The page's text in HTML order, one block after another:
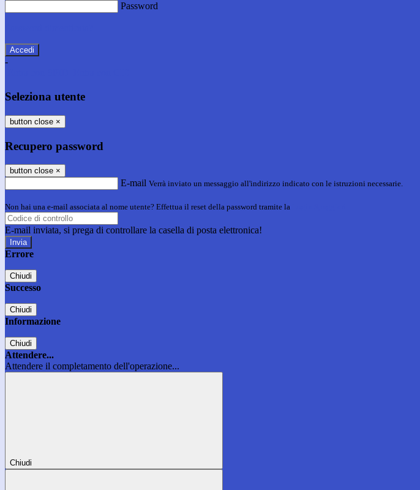
Password
-
Seleziona utente
button close ×
Recupero password
button close ×
E-mail Verrà inviato un messaggio all'indirizzo indicato con le istruzioni necessarie.
Non hai una e-mail associata al nome utente? Effettua il reset della password tramite la
E-mail inviata, si prega di controllare la casella di posta elettronica!
Errore
Chiudi
Successo
Chiudi
Informazione
Chiudi
Attendere...
Attendere il completamento dell'operazione...
Chiudi